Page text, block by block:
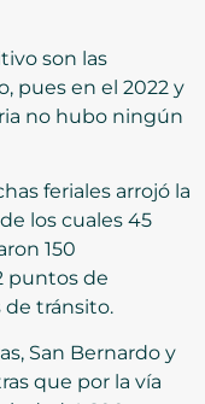
son las
pues en el 2022 y
no hubo ningún
feriales arrojó la
los cuales 45
150
puntos de
de tránsito.
San Bernardo y
que por la vía